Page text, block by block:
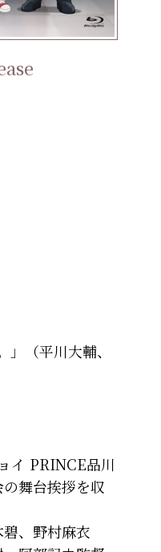
（平川大輔、
イ PRINCE品川
舞台挨拶を収
、野村麻衣